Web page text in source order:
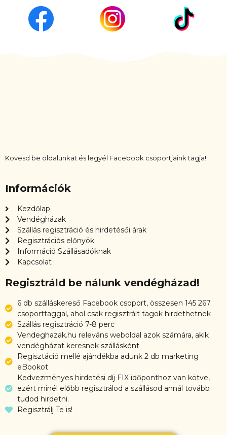
Kövesd be oldalunkat és legyél Facebook csoportjaink tagja!
Információk
Kezdőlap
Vendégházak
Szállás regisztráció és hirdetésői árak
Regisztrációs előnyök
Információ Szállásadóknak
Kapcsolat
Regisztráld be nálunk vendégházad!
6 db szálláskereső Facebook csoport, összesen 145 267
csoporttaggal, ahol csak regisztrált tagok hirdethetnek
Szállás regisztráció 7-8 perc
Vendeghazak.hu releváns weboldal azok számára, akik
vendégházat keresnek szállásként
Regisztáció mellé ajándékba adunk 2 db marketing
eBookot
Kedvezményes hirdetési díj FIX időponthoz van kötve,
ezért minél előbb regisztrálod a szállásod annál tovább
tudod hirdetni.
Regisztrálj Te is!